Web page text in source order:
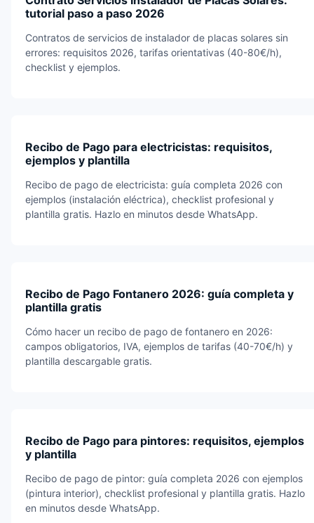
tutorial paso a paso 2026
Contratos de servicios de instalador de placas solares sin
errores: requisitos 2026, tarifas orientativas (40-80€/h),
checklist y ejemplos.
Recibo de Pago para electricistas: requisitos,
ejemplos y plantilla
Recibo de pago de electricista: guía completa 2026 con
ejemplos (instalación eléctrica), checklist profesional y
plantilla gratis. Hazlo en minutos desde WhatsApp.
Recibo de Pago Fontanero 2026: guía completa y
plantilla gratis
Cómo hacer un recibo de pago de fontanero en 2026:
campos obligatorios, IVA, ejemplos de tarifas (40-70€/h) y
plantilla descargable gratis.
Recibo de Pago para pintores: requisitos, ejemplos
y plantilla
Recibo de pago de pintor: guía completa 2026 con ejemplos
(pintura interior), checklist profesional y plantilla gratis. Hazlo
en minutos desde WhatsApp.